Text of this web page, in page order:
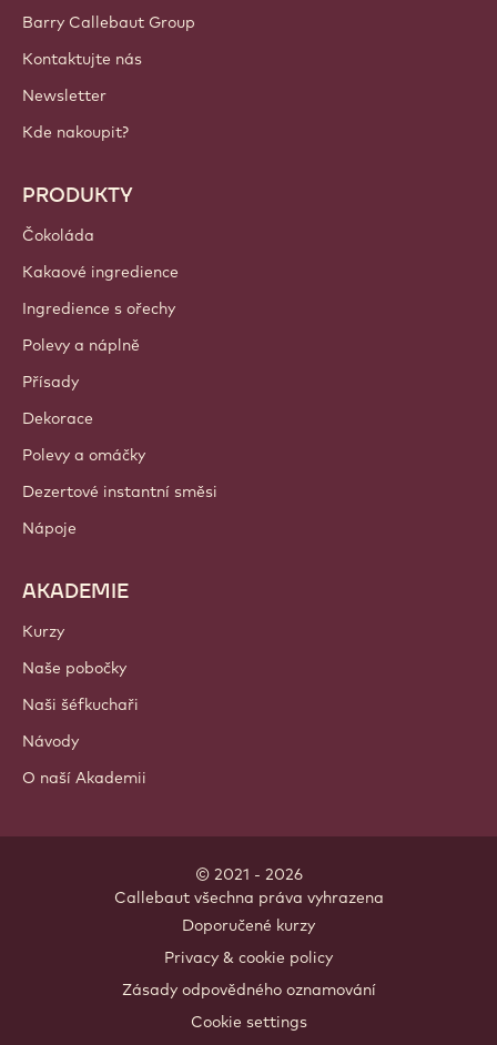
Barry Callebaut Group
Kontaktujte nás
Newsletter
Kde nakoupit?
PRODUKTY
Čokoláda
Kakaové ingredience
Ingredience s ořechy
Polevy a náplně
Přísady
Dekorace
Polevy a omáčky
Dezertové instantní směsi
Nápoje
AKADEMIE
Kurzy
Naše pobočky
Naši šéfkuchaři
Návody
O naší Akademii
© 2021 - 2026
Callebaut. všechna práva vyhrazena
Doporučené kurzy
Privacy & cookie policy
Zásady odpovědného oznamování
Cookie settings